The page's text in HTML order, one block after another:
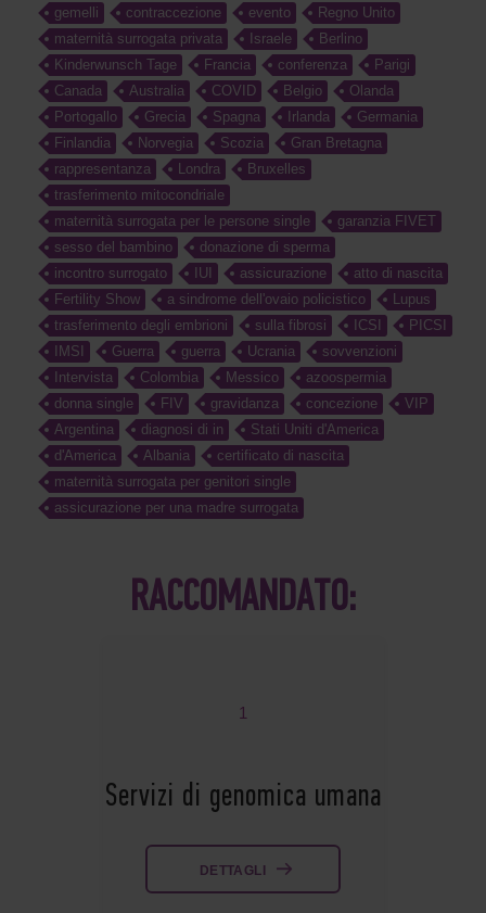
gemelli
contraccezione evento
Regno Unito
maternità surrogata privata
Israele
Berlino
Kinderwunsch Tage
Francia conferenza
Parigi
Canada
Australia COVID Belgio
Olanda
Portogallo
Grecia Spagna Irlanda
Germania
Finlandia
Norvegia Scozia
Gran Bretagna
rappresentanza
Londra
Bruxelles
trasferimento mitocondriale
maternità surrogata per le persone single
garanzia FIVET
sesso del bambino
donazione di sperma
incontro surrogato
IUI assicurazione
atto di nascita
Fertility Show
a sindrome dell'ovaio policistico
Lupus
trasferimento degli embrioni
sulla fibrosi ICSI
PICSI
IMSI
Guerra guerra Ucrania
sovvenzioni
Intervista
Colombia Messico
azoospermia
donna single
FIV gravidanza concezione
VIP
Argentina
diagnosi di in
Stati Uniti d'America
d'America
Albania
certificato di nascita
maternità surrogata per genitori single
assicurazione per una madre surrogata
RACCOMANDATO:
1
Servizi di genomica umana
DETTAGLI